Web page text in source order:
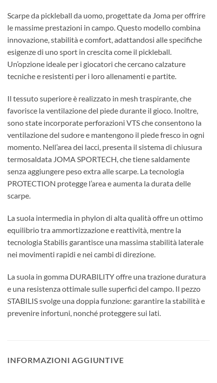
Scarpe da pickleball da uomo, progettate da Joma per offrire
le massime prestazioni in campo. Questo modello combina
innovazione, stabilità e comfort, adattandosi alle specifiche
esigenze di uno sport in crescita come il pickleball.
Un’opzione ideale per i giocatori che cercano calzature
tecniche e resistenti per i loro allenamenti e partite.
Il tessuto superiore è realizzato in mesh traspirante, che
favorisce la ventilazione del piede durante il gioco. Inoltre,
sono state incorporate perforazioni VTS che consentono la
ventilazione del sudore e mantengono il piede fresco in ogni
momento. Nell’area dei lacci, presenta il sistema di chiusura
termosaldata JOMA SPORTECH, che tiene saldamente
senza aggiungere peso extra alle scarpe. La tecnologia
PROTECTION protegge l’area e aumenta la durata delle
scarpe.
La suola intermedia in phylon di alta qualità offre un ottimo
equilibrio tra ammortizzazione e reattività, mentre la
tecnologia Stabilis garantisce una massima stabilità laterale
nei movimenti rapidi e nei cambi di direzione.
La suola in gomma DURABILITY offre una trazione duratura
e una resistenza ottimale sulle superfici del campo. Il pezzo
STABILIS svolge una doppia funzione: garantire la stabilità e
prevenire infortuni, nonché proteggere sui lati.
INFORMAZIONI AGGIUNTIVE